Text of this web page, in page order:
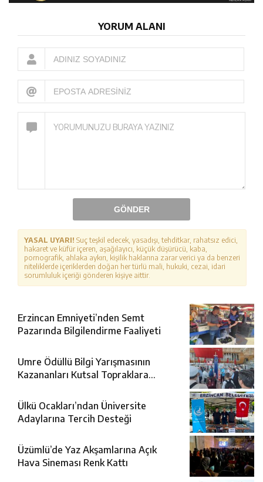
YORUM ALANI
GÖNDER
YASAL UYARI! Suç teşkil edecek, yasadışı, tehditkar, rahatsız edici,
hakaret ve küfür içeren, aşağılayıcı, küçük düşürücü, kaba,
pornografik, ahlaka aykırı, kişilik haklarına zarar verici ya da benzeri
niteliklerde içeriklerden doğan her türlü mali, hukuki, cezai, idari
sorumluluk içeriği gönderen kişiye aittir.
Erzincan Emniyeti’nden Semt
Pazarında Bilgilendirme Faaliyeti
Umre Ödüllü Bilgi Yarışmasının
Kazananları Kutsal Topraklara
Ülkü Ocakları’ndan Üniversite
Adaylarına Tercih Desteği
Üzümlü’de Yaz Akşamlarına Açık
Hava Sineması Renk Kattı